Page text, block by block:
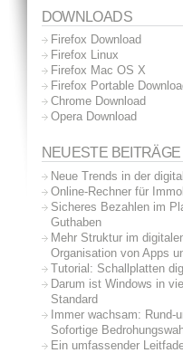
DOWNLOADS
Firefox Download
Firefox Linux
Firefox Mac OS X
Firefox Portable
Chrome Download
Opera Download
NEUESTE BEITRÄGE
Neue Trends in der
Online-Rechner für
Sicheres Bezahlen im
Guthaben
Mehr Struktur im
Organisation von Apps
Tutorial: Schallplatten
Darum ist Windows in
Standard
Immer wachsam: Rund-
Sofortige
Ein umfassender